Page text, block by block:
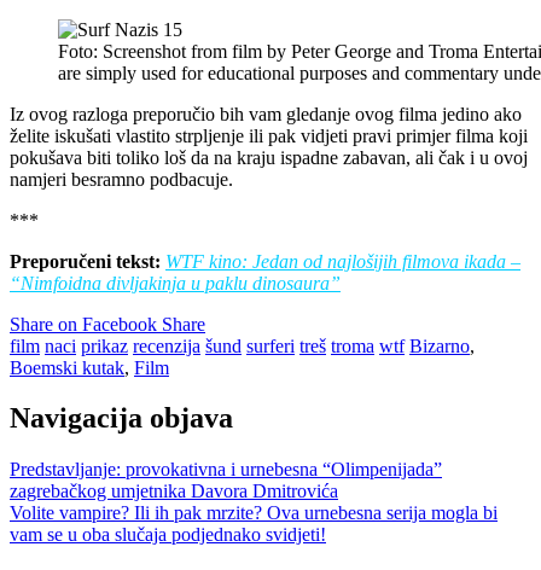
Foto: Screenshot from film by Peter George and Troma
are simply used for educational purposes and commentary
Iz ovog razloga preporučio bih vam gledanje ovog filma jedino ako
želite iskušati vlastito strpljenje ili pak vidjeti pravi primjer filma koji
pokušava biti toliko loš da na kraju ispadne zabavan, ali čak i u ovoj
namjeri besramno podbacuje.
***
Preporučeni tekst: WTF kino: Jedan od najlošijih filmova ikada –
“Nimfoidna divljakinja u paklu dinosaura”
Share on Facebook Share
film naci prikaz recenzija šund surferi treš troma wtf Bizarno,
Boemski kutak, Film
Navigacija objava
Predstavljanje: provokativna i urnebesna “Olimpenijada”
zagrebačkog umjetnika Davora Dmitrovića
Volite vampire? Ili ih pak mrzite? Ova urnebesna serija mogla bi
vam se u oba slučaja podjednako svidjeti!